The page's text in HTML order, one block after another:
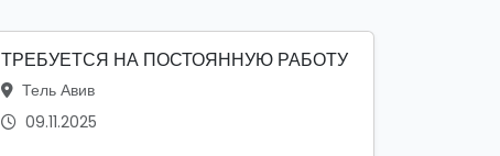
ТРЕБУЕТСЯ НА ПОСТОЯННУЮ РАБОТУ
Тель Авив
09.11.2025